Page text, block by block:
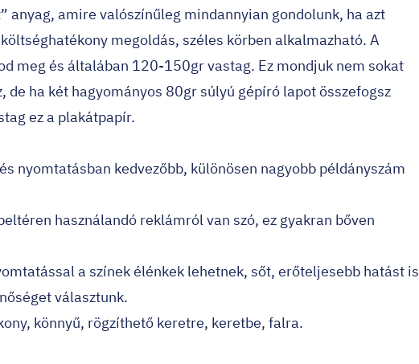
anyag, amire valószínűleg mindannyian gondolunk, ha azt
megoldás, széles körben alkalmazható. A
meg és általában 120-150gr vastag. Ez mondjuk nem sokat
de ha két hagyományos 80gr súlyú gépíró lapot összefogsz
ez a plakátpapír.
nyomtatásban kedvezőbb, különösen nagyobb példányszám
használandó reklámról van szó, ez gyakran bőven
a színek élénkek lehetnek, sőt, erőteljesebb hatást is
választunk.
könnyű, rögzíthető keretre, keretbe, falra.